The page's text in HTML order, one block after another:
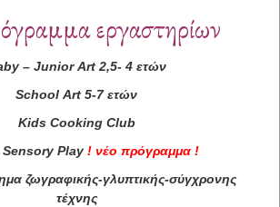
εργαστηρίων
– Junior Art2,5- 4 ετών
School Art 5-7 ετών
Kids Cooking Club
Sensory Play ! νέο πρόγραμμα !
ζωγραφικής-γλυπτικής-σύγχρονης
τέχνης